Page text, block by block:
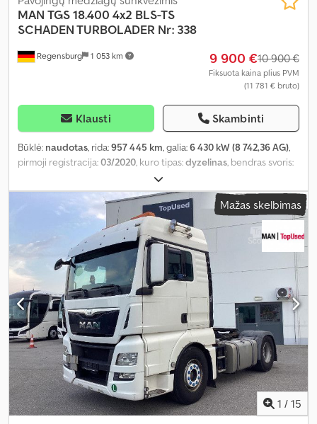
Regensburg 1 053 km
MAN TGS 18.400 4x2 BLS-TS
SCHADEN TURBOLADER Nr: 338
9 900 €10 900 €
Fiksuota kaina plius PVM
(11 781 € bruto)
Klausti Skambinti
Būklė: naudotas, rida:957 445 km, galia:6 430 kW (8 742,36 AG),
pirmoji registracija:03/2020, kuro tipas:dyzelinas, bendras svoris:
2 ašys
automatinis, emisijos klasė:Euro 6, Įranga:ABS, autonominis
šildytuvas, oro kondicionavimas, suodžių filtras,
Mažas skelbimas
1 / 15